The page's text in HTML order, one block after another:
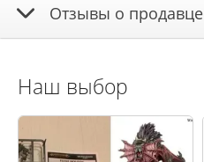
Отзывы о продавце
Наш выбор